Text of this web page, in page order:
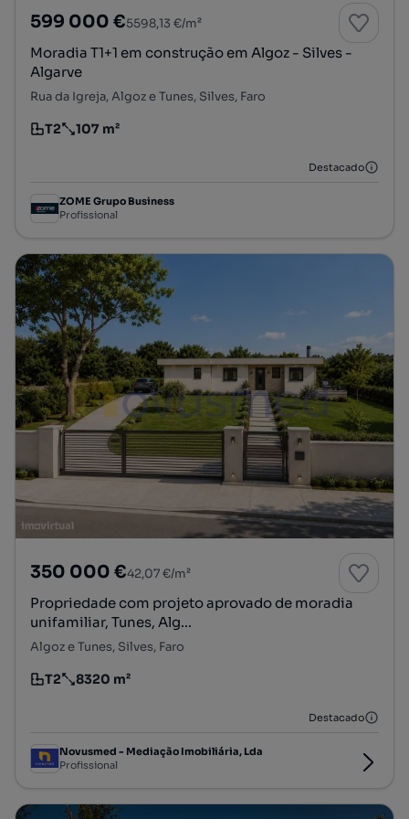
599 000 €5598,13 €/m²
Moradia T1+1 em construção em Algoz - Silves -
Algarve
Rua da Igreja, Algoz e Tunes, Silves, Faro
Tipologia
T2
Preço por metro quadrado
107 m²
Destacado
ZOME Grupo Business
Profissional
350 000 €42,07 €/m²
Propriedade com projeto aprovado de moradia
unifamiliar, Tunes, Alg...
Algoz e Tunes, Silves, Faro
Tipologia
T2
Preço por metro quadrado
8320 m²
Destacado
Novusmed - Mediação Imobiliária, Lda
Profissional